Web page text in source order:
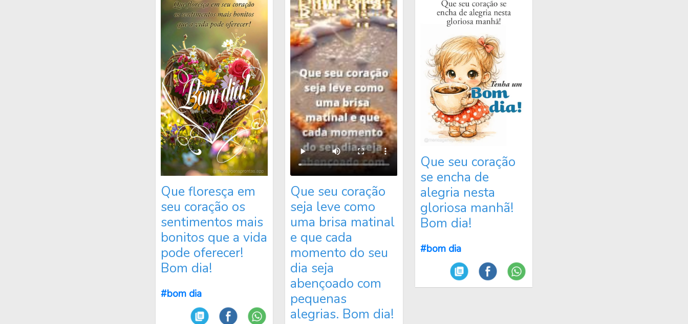
Que floresça em
seu coração os
sentimentos mais
bonitos que a vida
pode oferecer!
Bom dia!
#bom dia
Que seu coração seja leve como uma brisa matinal e que cada momento do seu dia seja abençoado com
Que seu coração
seja leve como
uma brisa matinal
e que cada
momento do seu
dia seja
abençoado com
pequenas
alegrias. Bom dia!
Que seu coração
se encha de
alegria nesta
gloriosa manhã!
Bom dia!
#bom dia